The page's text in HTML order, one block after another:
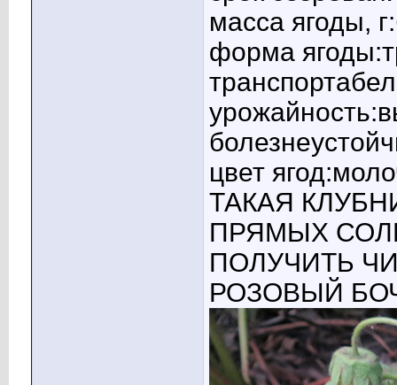
масса ягоды,
форма
цвет
ТАКАЯ
ПРЯМЫХ
ПОЛУЧИТЬ
РОЗОВЫЙ